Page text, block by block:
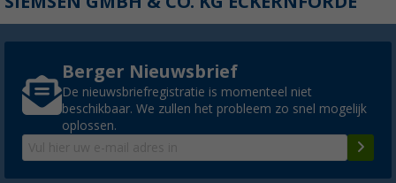
Berger Nieuwsbrief
De nieuwsbriefregistratie is momenteel niet
beschikbaar. We zullen het probleem zo snel mogelijk
oplossen.